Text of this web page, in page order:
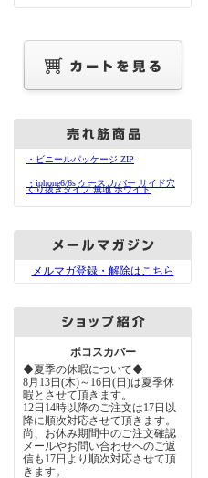
・ビニールパッケージ ZIP
・iphone6/6s ケース カバー サイド穴
くり抜きタイプ 無地 ホワイト
メルマガ登録・解除はこちら
ボコスカバー
◆夏季の休暇について◆
8月13日(木)～16日(日)は夏季休
暇とさせて頂きます。
12日14時以降のご注文は17日以
降に順次対応させて頂きます。
尚、お休み期間中のご注文確認
メールやお問い合わせへのご返
信も17日より順次対応させて頂
きます。